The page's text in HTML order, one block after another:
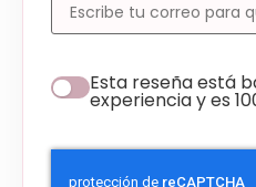
Esta reseña está
experiencia y es